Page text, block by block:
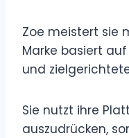
Zoe meistert sie
Marke basiert
und
Sie nutzt ihre
auszudrücken,